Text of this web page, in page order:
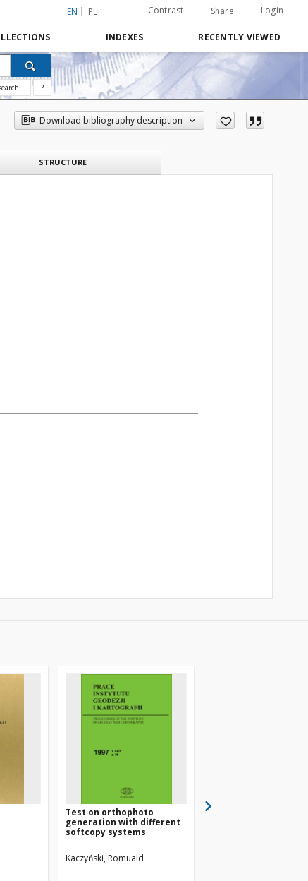
EN PL Contrast Share Login
INDEXES RECENTLY VIEWED
?
Download bibliography description
STRUCTURE
Kaczyński, Romuald Kędziora, Włodzimierz
Test on orthophoto
generation with different
softcopy systems
Kaczyński, Romuald